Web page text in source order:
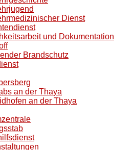
Dienst
und Dokumentation
Brandschutz
an der Thaya
an der Thaya